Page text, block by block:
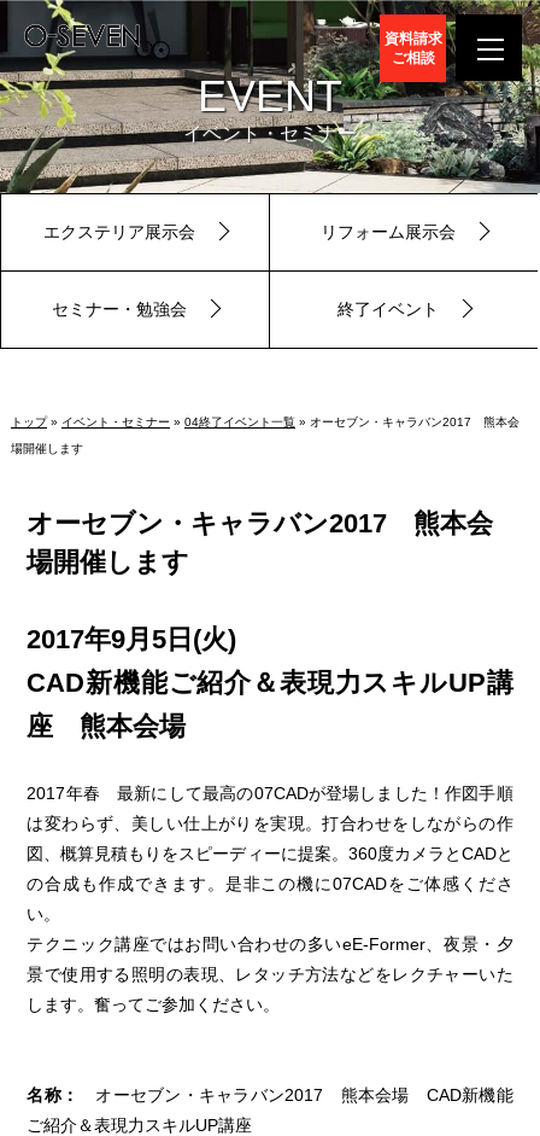
資料請求
ご相談
EVENT
イベント・セミナー
エクステリア展示会 リフォーム展示会
セミナー・勉強会 終了イベント
トップ» イベント・セミナー » 04終了イベント一覧» オーセブン・キャラバン2017 熊本会
場開催します
オーセブン・キャラバン2017 熊本会
場開催します
2017年9月5日(火)
CAD新機能ご紹介＆表現力スキルUP講
座 熊本会場
2017年春 最新にして最高の07CADが登場しました！作図手順
は変わらず、美しい仕上がりを実現。打合わせをしながらの作
図、概算見積もりをスピーディーに提案。360度カメラとCADと
の合成も作成できます。是非この機に07CADをご体感くださ
い。
テクニック講座ではお問い合わせの多いeE-Former、夜景・夕
景で使用する照明の表現、レタッチ方法などをレクチャーいた
します。奮ってご参加ください。
名称： オーセブン・キャラバン2017 熊本会場 CAD新機能
ご紹介＆表現力スキルUP講座